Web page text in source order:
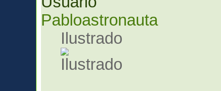
Pabloastronauta
Ilustrado